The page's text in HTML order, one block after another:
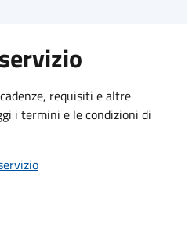
requisiti e altre
i termini e le condizioni di